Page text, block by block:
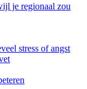
je regionaal zou
stress of angst